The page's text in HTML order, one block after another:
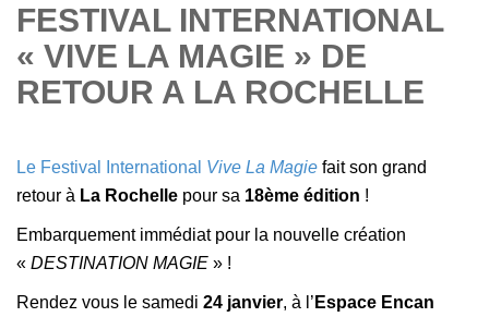
FESTIVAL INTERNATIONAL
« VIVE LA MAGIE » DE
RETOUR A LA ROCHELLE
Le Festival International Vive La Magie fait son grand
retour à La Rochelle pour sa 18ème édition !
Embarquement immédiat pour la nouvelle création
« DESTINATION MAGIE » !
Rendez vous le samedi 24 janvier, à l’ Espace Encan